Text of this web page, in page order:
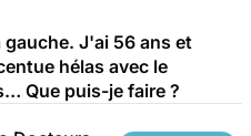
J'ai 56 ans et
hélas avec le
Que puis-je faire ?